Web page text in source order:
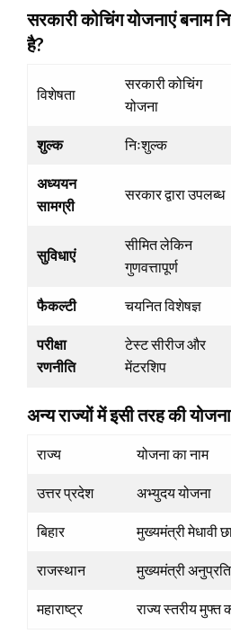
सरकारी कोचिंग योजनाएं बनाम
है?
विशेषता
सरकारी कोचिंग
योजना
शुल्क निःशुल्क
अध्ययन
सामग्री
सरकार द्वारा उपलब्ध
सुविधाएं
सीमित लेकिन
गुणवत्तापूर्ण
फैकल्टी चयनित विशेषज्ञ
परीक्षा
रणनीति
टेस्ट सीरीज और
मेंटरशिप
अन्य राज्यों में इसी तरह की
राज्य योजना का नाम
उत्तर प्रदेश अभ्युदय योजना
बिहार मुख्यमंत्री मेधावी
राजस्थान मुख्यमंत्री
महाराष्ट्र राज्य स्तरीय मुफ्त